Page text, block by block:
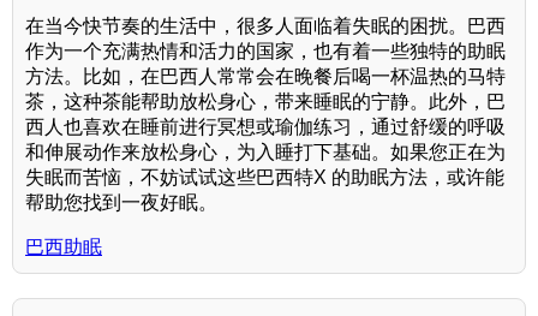
在当今快节奏的生活中，很多人面临着失眠的困扰。巴西
作为一个充满热情和活力的国家，也有着一些独特的助眠
方法。比如，在巴西人常常会在晚餐后喝一杯温热的马特
茶，这种茶能帮助放松身心，带来睡眠的宁静。此外，巴
西人也喜欢在睡前进行冥想或瑜伽练习，通过舒缓的呼吸
和伸展动作来放松身心，为入睡打下基础。如果您正在为
失眠而苦恼，不妨试试这些巴西特X 的助眠方法，或许能
帮助您找到一夜好眠。
巴西助眠